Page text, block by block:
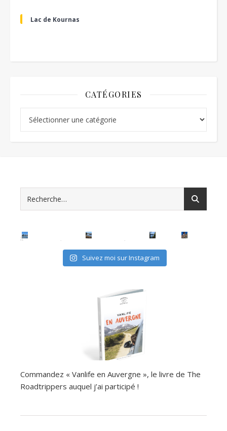
Lac de Kournas
CATÉGORIES
Suivez moi sur Instagram
Commandez « Vanlife en Auvergne », le livre de The
Roadtrippers auquel j’ai participé !